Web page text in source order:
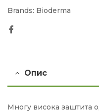
Brands: Bioderma
Опис
Многу висока заштита